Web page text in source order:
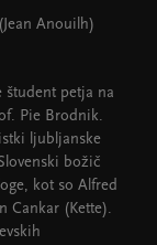
Anouilh)
petja na
Pie Brodnik.
ljubljanske
božič
kot so Alfred
Cankar (Kette).